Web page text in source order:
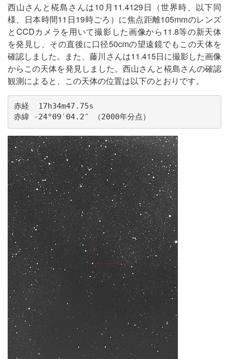
西山さんと椛島さんは10月11.4129日（世界時、以下同
様、日本時間11日19時ごろ）に焦点距離105mmのレンズ
とCCDカメラを用いて撮影した画像から11.8等の新天体
を発見し、その直後に口径50cmの望遠鏡でもこの天体を
確認しました。また、藤川さんは11.415日に撮影した画像
からこの天体を発見しました。西山さんと椛島さんの確認
観測によると、この天体の位置は以下のとおりです。
赤経  17h34m47.75s
赤緯 -24°09′04.2″ （2000年分点）